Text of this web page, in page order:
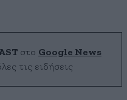
στο Google News
τις ειδήσεις